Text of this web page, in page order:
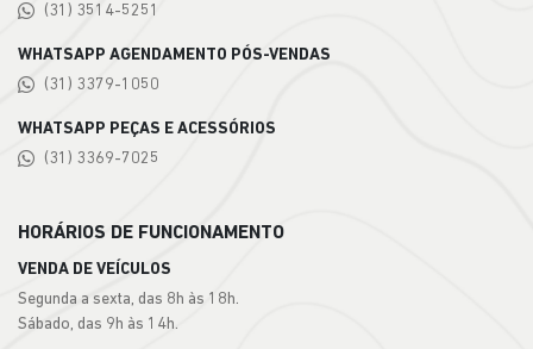
(31) 3514-5251
WHATSAPP AGENDAMENTO PÓS-VENDAS
(31) 3379-1050
WHATSAPP PEÇAS E ACESSÓRIOS
(31) 3369-7025
HORÁRIOS DE FUNCIONAMENTO
VENDA DE VEÍCULOS
Segunda a sexta, das 8h às 18h.
Sábado, das 9h às 14h.